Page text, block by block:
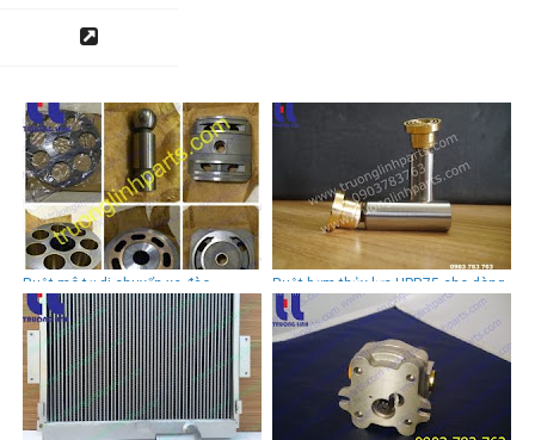
Ruột mô tơ di chuyển xe đào
Komatsu PC400-6, PC450-6
Ruột bơm thủy lực HPR75 cho dòng
bơm LINDE series